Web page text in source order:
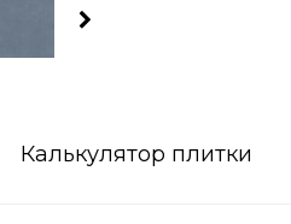
Калькулятор плитки